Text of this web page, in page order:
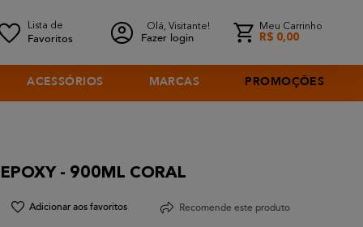
Olá, Visitante!
Fazer login
Meu Carrinho
R$ 0,00
ACESSÓRIOS MARCAS PROMOÇÕES
- 900ML CORAL
Recomende este produto